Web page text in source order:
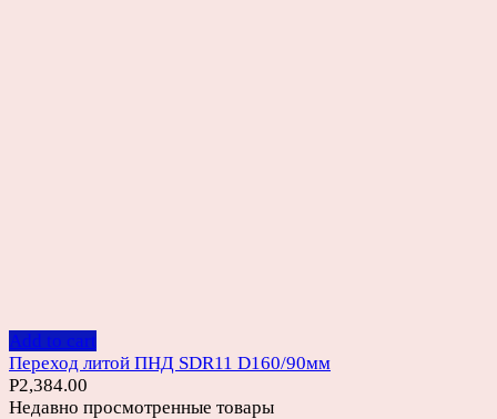
Add to cart
Переход литой ПНД SDR11 D160/90мм
Р2,384.00
Недавно просмотренные товары